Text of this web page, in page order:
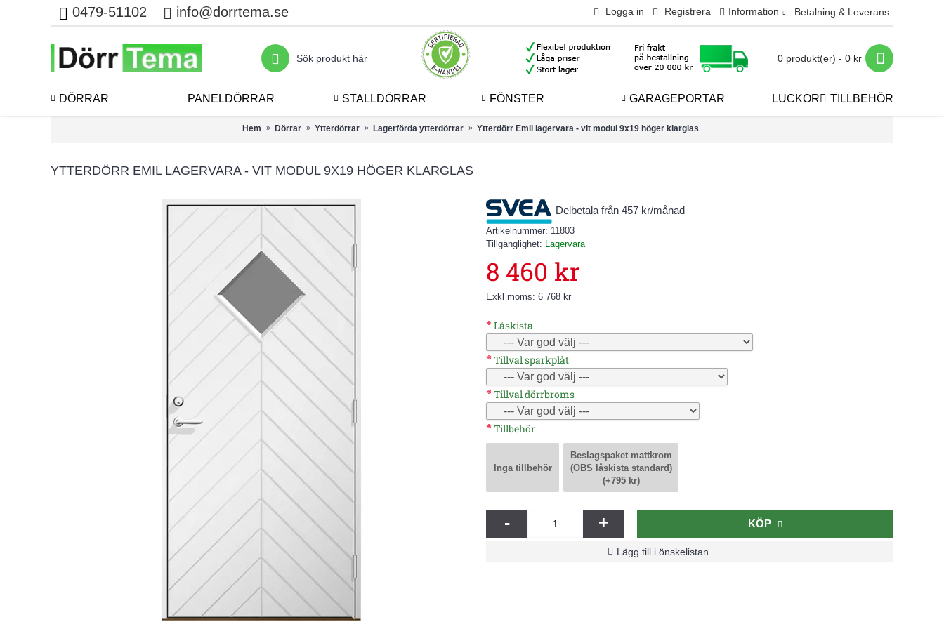
0479-51102 info@dorrtema.se Logga in Registrera Information Betalning & Leverans
0 produkt(er) - 0 kr
DÖRRAR PANELDÖRRAR STALLDÖRRAR FÖNSTER GARAGEPORTAR LUCKOR TILLBEHÖR
Hem Dörrar Ytterdörrar Lagerförda ytterdörrar Ytterdörr Emil lagervara - vit modul 9x19 höger klarglas
YTTERDÖRR EMIL LAGERVARA - VIT MODUL 9X19 HÖGER KLARGLAS
Delbetala från 457 kr/månad
Artikelnummer: 11803
Tillgänglighet: Lagervara
8 460 kr
Exkl moms: 6 768 kr
Låskista
Tillval sparkplåt
Tillval dörrbroms
Tillbehör
Inga tillbehör
Beslagspaket mattkrom
(OBS låskista standard)
(+795 kr)
- + KÖP
Lägg till i önskelistan